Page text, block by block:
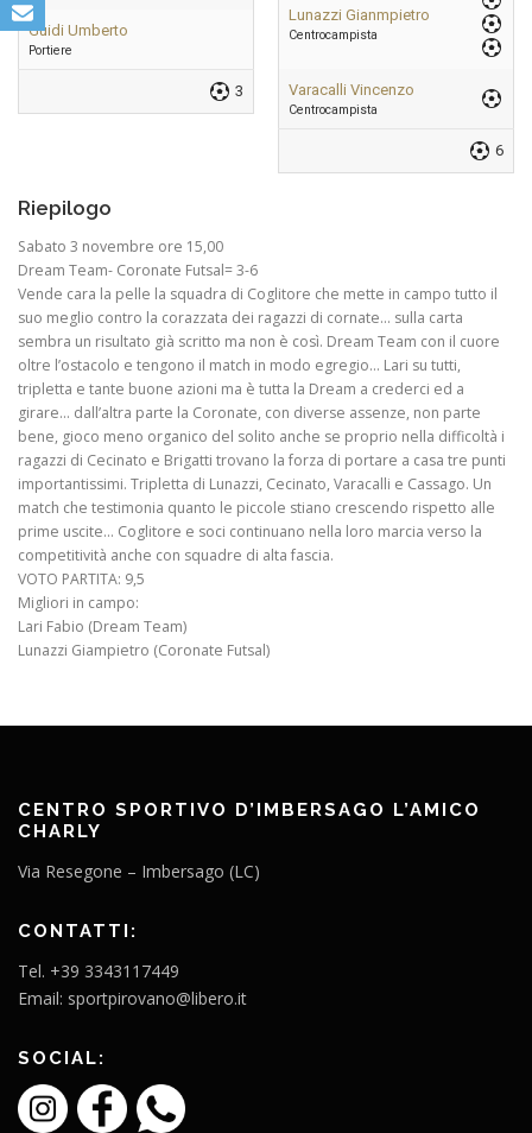
Guidi Umberto
Portiere
3
Lunazzi Gianmpietro
Centrocampista
Varacalli Vincenzo
Centrocampista
6
Riepilogo
Sabato 3 novembre ore 15,00
Dream Team- Coronate Futsal= 3-6
Vende cara la pelle la squadra di Coglitore che mette in campo tutto il
suo meglio contro la corazzata dei ragazzi di cornate… sulla carta
sembra un risultato già scritto ma non è così. Dream Team con il cuore
oltre l’ostacolo e tengono il match in modo egregio… Lari su tutti,
tripletta e tante buone azioni ma è tutta la Dream a crederci ed a
girare… dall’altra parte la Coronate, con diverse assenze, non parte
bene, gioco meno organico del solito anche se proprio nella difficoltà i
ragazzi di Cecinato e Brigatti trovano la forza di portare a casa tre punti
importantissimi. Tripletta di Lunazzi, Cecinato, Varacalli e Cassago. Un
match che testimonia quanto le piccole stiano crescendo rispetto alle
prime uscite… Coglitore e soci continuano nella loro marcia verso la
competitività anche con squadre di alta fascia.
VOTO PARTITA: 9,5
Migliori in campo:
Lari Fabio (Dream Team)
Lunazzi Giampietro (Coronate Futsal)
CENTRO SPORTIVO D’IMBERSAGO L’AMICO
CHARLY
Via Resegone – Imbersago (LC)
CONTATTI:
Tel. +39 3343117449
Email: sportpirovano@libero.it
SOCIAL: